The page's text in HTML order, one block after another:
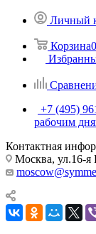
Личный
Корзина0
+7 (495)
рабочим
Контактная
Москва, ул.16-я